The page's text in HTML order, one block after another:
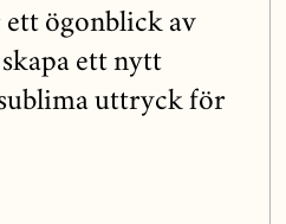
ögonblick av
ett nytt
uttryck för